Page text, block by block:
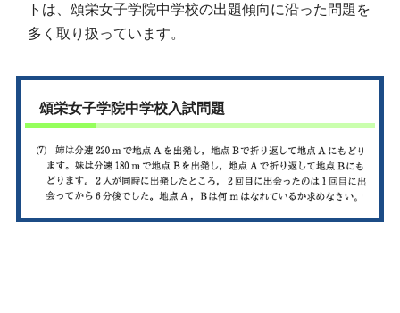
トは、頌栄女子学院中学校の出題傾向に沿った問題を
多く取り扱っています。
頌栄女子学院中学校入試問題